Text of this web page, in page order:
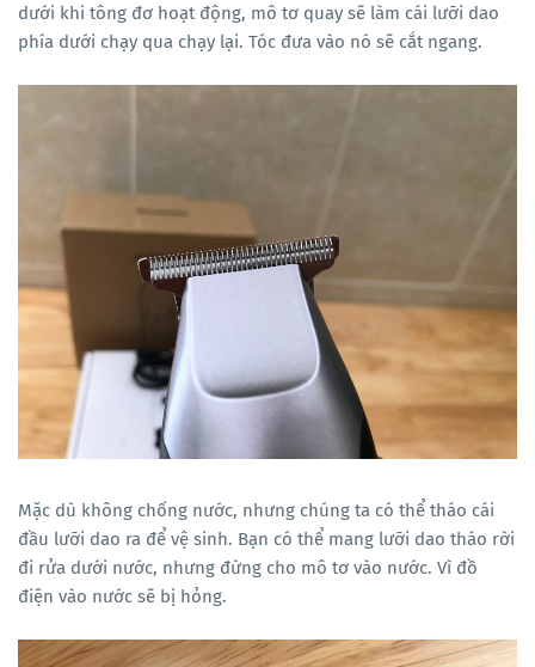
dưới khi tông đơ hoạt động, mô tơ quay sẽ làm cái lưỡi dao
phía dưới chạy qua chạy lại. Tóc đưa vào nó sẽ cắt ngang.
Mặc dù không chống nước, nhưng chúng ta có thể tháo cái
đầu lưỡi dao ra để vệ sinh. Bạn có thể mang lưỡi dao tháo rời
đi rửa dưới nước, nhưng đừng cho mô tơ vào nước. Vì đồ
điện vào nước sẽ bị hỏng.